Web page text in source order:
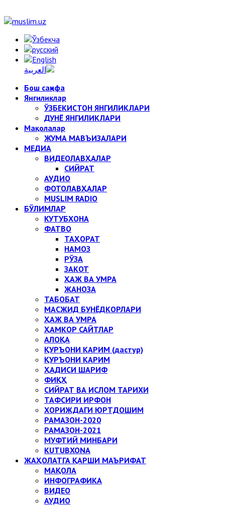
Бош саҳифа
Янгиликлар
ЎЗБЕКИСТОН ЯНГИЛИКЛАРИ
ДУНЁ ЯНГИЛИКЛАРИ
Мақолалар
ЖУМА МАВЪИЗАЛАРИ
МЕДИА
ВИДЕОЛАВҲАЛАР
СИЙРАТ
АУДИО
ФОТОЛАВҲАЛАР
MUSLIM RADIO
БЎЛИМЛАР
КУТУБХОНА
ФАТВО
ТАҲОРАТ
НАМОЗ
РЎЗА
ЗАКОТ
ҲАЖ ВА УМРА
ЖАНОЗА
ТАБОБАТ
МАСЖИД БУНЁДКОРЛАРИ
ҲАЖ ВА УМРА
ҲАМКОР САЙТЛАР
АЛОҚА
ҚУРЪОНИ КАРИМ (дастур)
ҚУРЪОНИ КАРИМ
ҲАДИСИ ШАРИФ
ФИҚҲ
СИЙРАТ ВА ИСЛОМ ТАРИХИ
ТАФСИРИ ИРФОН
ХОРИЖДАГИ ЮРТДОШИМ
РАМАЗОН-2020
РАМАЗОН-2021
МУФТИЙ МИНБАРИ
KUTUBXONA
ЖАҲОЛАТГА ҚАРШИ МАЪРИФАТ
МАҚОЛА
ИНФОГРАФИКА
ВИДЕО
АУДИО